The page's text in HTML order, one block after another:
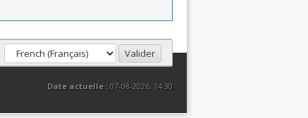
Date actuelle :07-08-2026, 14:30